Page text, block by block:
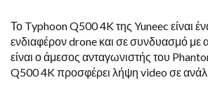
ΚΟΡΥΦΑΊΑ
ΧΑΡΑΚΤΗΡΙΣΤΙΚΆ
Το Typhoon Q500 4K της Yuneec είναι
ενδιαφέρον drone και σε συνδυασμό με
είναι ο άμεσος ανταγωνιστής του
Q500 4K προσφέρει λήψη video σε